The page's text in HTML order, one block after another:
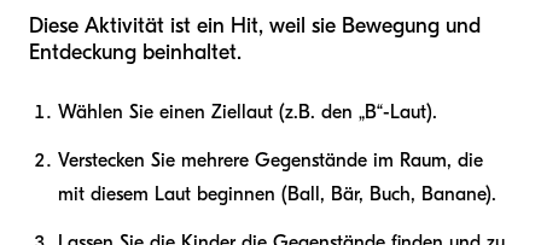
Diese Aktivität ist ein Hit, weil sie Bewegung und
Entdeckung beinhaltet.
Wählen Sie einen Ziellaut (z.B. den „B“-Laut).
Verstecken Sie mehrere Gegenstände im Raum, die
mit diesem Laut beginnen (Ball, Bär, Buch, Banane).